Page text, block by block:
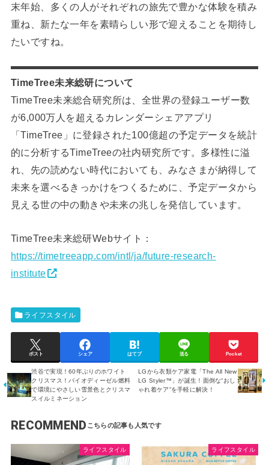
末年始、多くの人がそれぞれの旅先で豊かな体験を積み
重ね、新たな一年を素晴らしい形で迎えることを期待し
たいですね。
TimeTree未来総研について
TimeTree未来総合研究所は、全世界の登録ユーザー数
が6,000万人を超えるカレンダーシェアアプリ
「TimeTree」に登録された100億超の予定データを統計
的に分析するTimeTreeの社内研究所です。多様性に溢
れ、先の読めない時代においても、みなさまが納得して
未来を選べるきっかけをつくるために、予定データから
見える世の中の動きや未来の兆しを発信しています。
TimeTree未来総研Webサイト：
https://timetreeapp.com/intl/ja/future-research-
institute
ライフスタイル
ポスト シェア はてブ 送る Pocket
渋谷で実現！60年ぶりのホワイト
クリスマス！バイオディーゼル燃料
で環境にやさしい雪景色とクリスマ
スイルミネーション
LGから衣類ケア家電「The All New
LG Styler™」が誕生！面倒な“おし
ゃれ着ケア”を手軽に解決！
RECOMMEND
ライフスタイル ライフスタイル